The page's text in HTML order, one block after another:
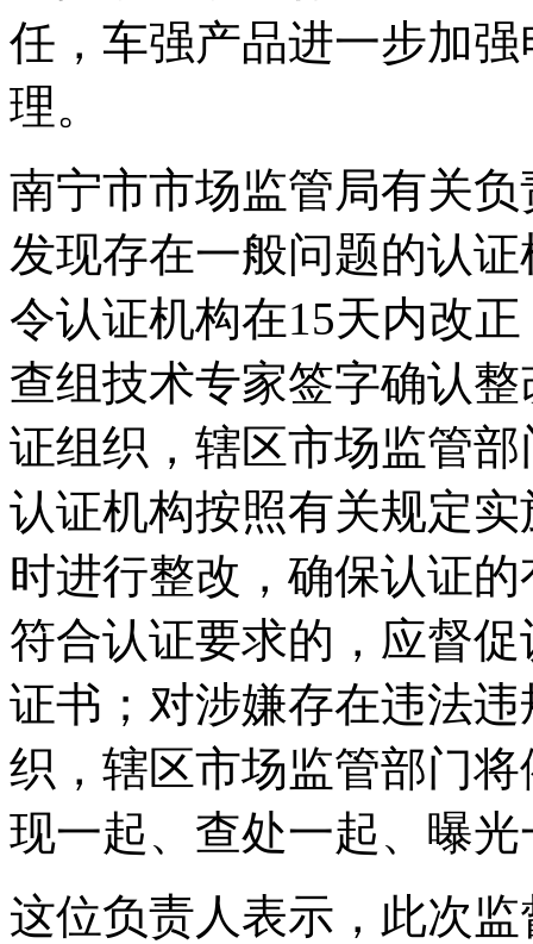
任，车强产品进一步加
理。
南宁市市场监管局有关
发现存在一般问题的认
令认证机构在15天内改
查组技术专家签字确认
证组织，辖区市场监管
认证机构按照有关规定
时进行整改，确保认证
符合认证要求的，应督
证书；对涉嫌存在违法
织，辖区市场监管部门
现一起、查处一起、曝
这位负责人表示，此次